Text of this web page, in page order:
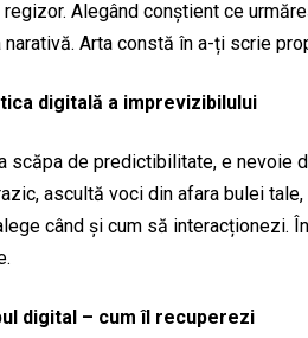
Alegând conștient ce
narativă. Arta constă în a-ți scrie
digitală a imprevizibilului
scăpa de predictibilitate, e nevoie
ascultă voci din afara bulei
când și cum să interacționezi.
digital – cum îl recuperezi